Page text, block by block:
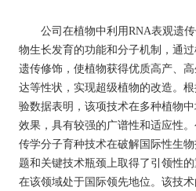
物生长发育的功能和分子机制，通
遗传修饰，使植物获得优质高产、
达等性状，实现超级植物的改造。
验数据表明，该项技术在多种植物
效果，具有较强的广谱性和适应性
传学分子育种技术在破解国际性生
题和关键技术瓶颈上取得了引领性
在该领域处于国际领先地位。该技